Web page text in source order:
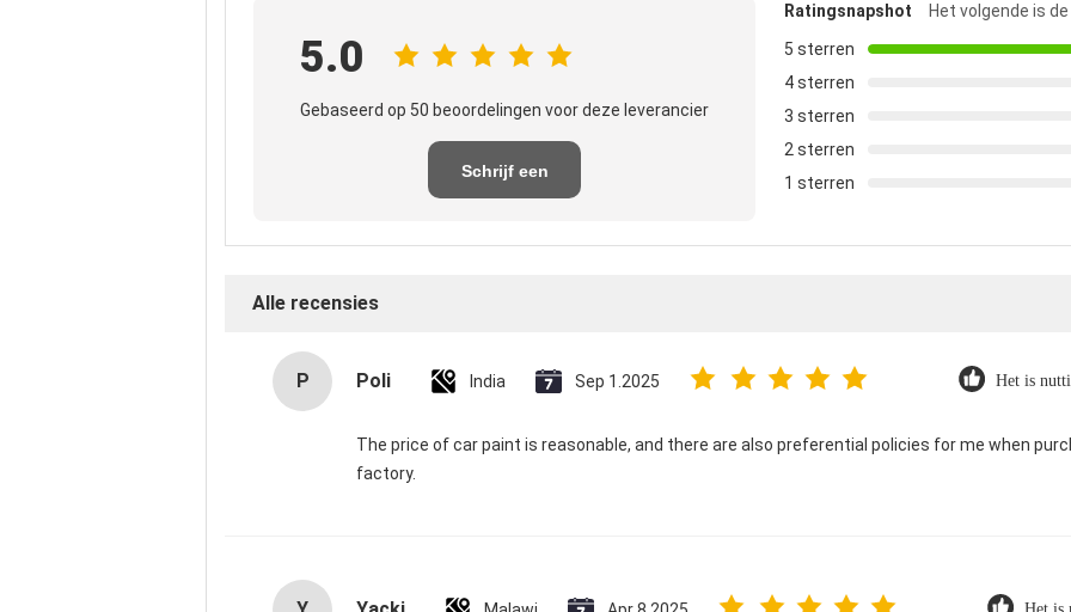
5.0
Gebaseerd op 50 beoordelingen voor deze leverancier
Schrijf een
Ratingsnapshot
Het volgende is
5 sterren
4 sterren
3 sterren
2 sterren
1 sterren
Alle recensies
P Poli India Sep 1.2025 Het is
The price of car paint is reasonable, and there are also preferential policies for me when
factory.